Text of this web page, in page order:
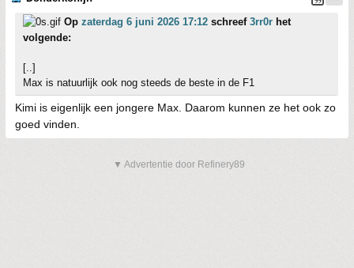
Op zaterdag 6 juni 2026 17:12 schreef 3rr0r het
volgende:
[..]
Max is natuurlijk ook nog steeds de beste in de F1
Kimi is eigenlijk een jongere Max. Daarom kunnen ze het ook zo
goed vinden.
▼ Advertentie door Refinery89